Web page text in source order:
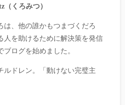
（くろみつ）
は、他の誰かもつまづくだろ
人を助けるために解決策を発信
ブログを始めました。
ルドレン。「動けない完璧主